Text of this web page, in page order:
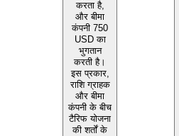
करता है,
और बीमा
कंपनी 750
USD का
भुगतान
करती है।
इस प्रकार,
राशि ग्राहक
और बीमा
कंपनी के बीच
टैरिफ योजना
की शर्तों के